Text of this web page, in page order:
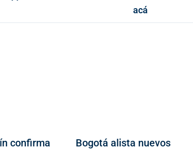
acá
confirma
Bogotá alista nuevos